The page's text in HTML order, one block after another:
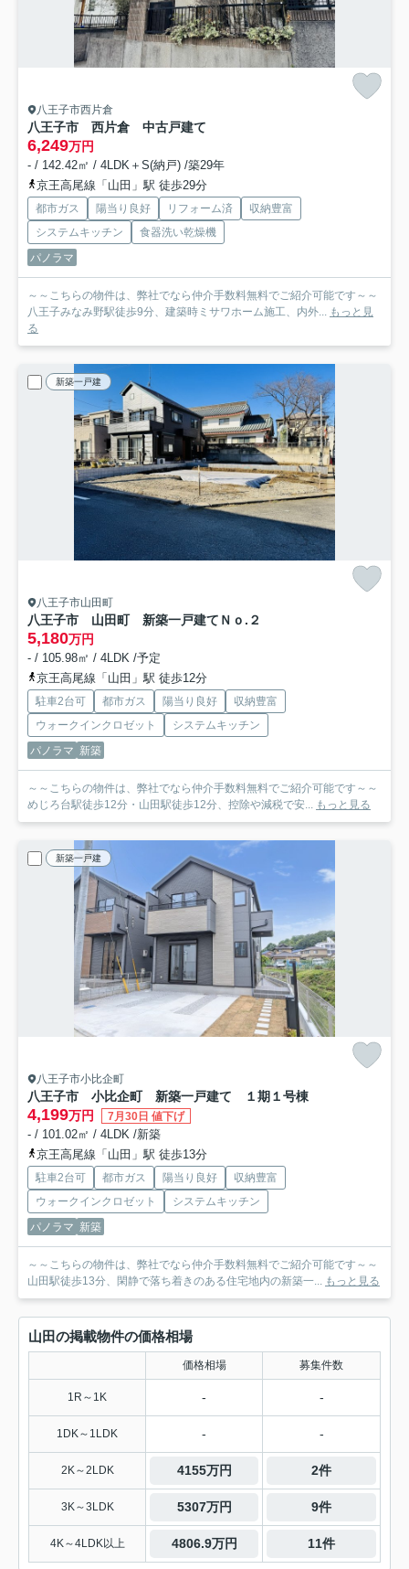
八王子市西片倉
八王子市 西片倉 中古戸建て
6,249万円
- / 142.42㎡ / 4LDK＋S(納戸) /築29年
京王高尾線「山田」駅 徒歩29分
都市ガス 陽当り良好 リフォーム済
収納豊富
システムキッチン
食器洗い乾燥機
パノラマ
～～こちらの物件は、弊社でなら仲介手数料無料でご紹介可能です～～
八王子みなみ野駅徒歩9分、建築時ミサワホーム施工、内外... もっと見
る
新築一戸建
八王子市山田町
八王子市 山田町 新築一戸建て Ｎｏ.２
5,180万円
- / 105.98㎡ / 4LDK /予定
京王高尾線「山田」駅 徒歩12分
駐車2台可 都市ガス 陽当り良好
収納豊富
ウォークインクロゼット
システムキッチン
パノラマ 新築
～～こちらの物件は、弊社でなら仲介手数料無料でご紹介可能です～～
めじろ台駅徒歩12分・山田駅徒歩12分、控除や減税で安... もっと見る
新築一戸建
八王子市小比企町
八王子市 小比企町 新築一戸建て １期 １号棟
4,199万円 7月30日 値下げ
- / 101.02㎡ / 4LDK /新築
京王高尾線「山田」駅 徒歩13分
駐車2台可 都市ガス 陽当り良好
収納豊富
ウォークインクロゼット
システムキッチン
パノラマ 新築
～～こちらの物件は、弊社でなら仲介手数料無料でご紹介可能です～～
山田駅徒歩13分、閑静で落ち着きのある住宅地内の新築一... もっと見る
山田の掲載物件の価格相場
価格相場 募集件数
1R～1K - -
1DK～1LDK - -
2K～2LDK 4155万円 2件
3K～3LDK 5307万円 9件
4K～4LDK以上 4806.9万円 11件